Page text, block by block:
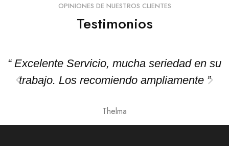
OPINIONES DE NUESTROS CLIENTES
Testimonios
“ Excelente Servicio, mucha seriedad en su
trabajo. Los recomiendo ampliamente ”
Thelma